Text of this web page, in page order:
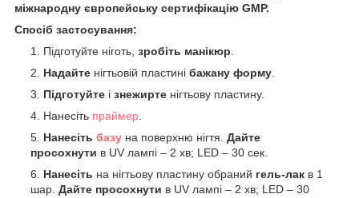
міжнародну європейську сертифікацію GMP.
Спосіб застосування:
Підготуйте ніготь, зробіть манікюр
Надайте нігтьовій пластині бажану форму
Підготуйте і знежирте нігтьову пластину.
Нанесіть праймер
Нанесіть базу на поверхню нігтя. Дайте
просохнути в UV лампі – 2 хв; LED – 30 сек.
Нанесіть на нігтьову пластину обраний гель-лак в 1
шар. Дайте просохнути в UV лампі – 2 хв; LED – 30